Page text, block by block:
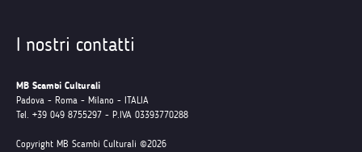
I nostri contatti
MB Scambi Culturali
Padova - Roma - Milano - ITALIA
Tel. +39 049 8755297 - P.IVA 03393770288
Copyright MB Scambi Culturali ©2026